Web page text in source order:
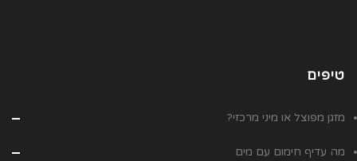
טיפים
מזגן מפוצל או מיני מרכזי?
מה עדיף חימום עם מים